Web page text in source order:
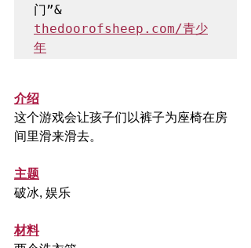
thedoorofsheep.com/青少
年
介绍
这个游戏会让孩子们以裤子为座椅在房
间里滑来滑去。
主题
破冰, 娱乐
材料